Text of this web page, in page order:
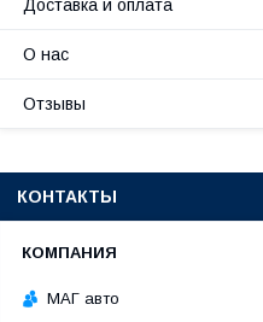
Доставка и оплата
О нас
Отзывы
КОНТАКТЫ
МАГ авто